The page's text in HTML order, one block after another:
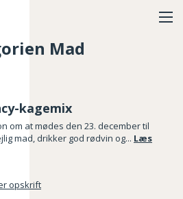
Mad
kagemix
om at mødes den 23. december til
mad, drikker god rødvin og... Læs